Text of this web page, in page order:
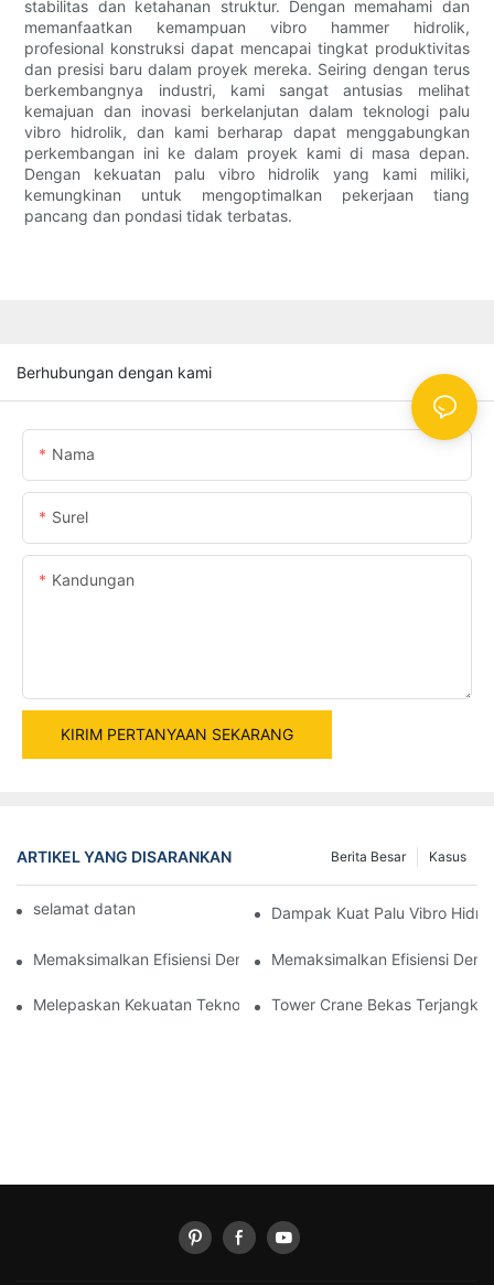
stabilitas dan ketahanan struktur. Dengan memahami dan
memanfaatkan kemampuan vibro hammer hidrolik,
profesional konstruksi dapat mencapai tingkat produktivitas
dan presisi baru dalam proyek mereka. Seiring dengan terus
berkembangnya industri, kami sangat antusias melihat
kemajuan dan inovasi berkelanjutan dalam teknologi palu
vibro hidrolik, dan kami berharap dapat menggabungkan
perkembangan ini ke dalam proyek kami di masa depan.
Dengan kekuatan palu vibro hidrolik yang kami miliki,
kemungkinan untuk mengoptimalkan pekerjaan tiang
pancang dan pondasi tidak terbatas.
Berhubungan dengan kami
Nama
Surel
Kandungan
KIRIM PERTANYAAN SEKARANG
ARTIKEL YANG DISARANKAN Kasus
Berita Besar
selamat datang di mesin dunia Dampak Kuat Palu Vibro
Memaksimalkan Efisiensi Dengan Vibro Hammer Hidraulik:
Memaksimalkan Efisiensi
Melepaskan Kekuatan Teknologi Hidrolik Vibro Hammer
Tower Crane Bekas